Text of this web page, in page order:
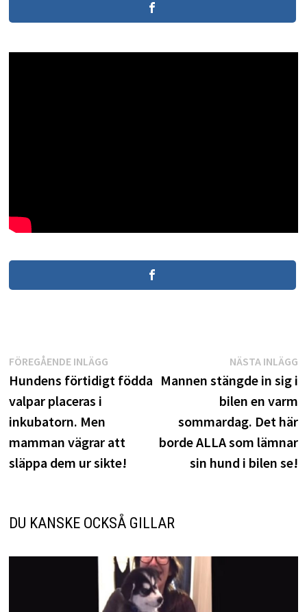
Inläggsnavigering
FÖREGÅENDE INLÄGGFöregående
inlägg:
Hundens förtidigt födda
valpar placeras i
inkubatorn. Men
mamman vägrar att
släppa dem ur sikte!
NÄSTA INLÄGG
Mannen stängde in sig i
bilen en varm
sommardag. Det här
borde ALLA som lämnar
sin hund i bilen se!
DU KANSKE OCKSÅ GILLAR